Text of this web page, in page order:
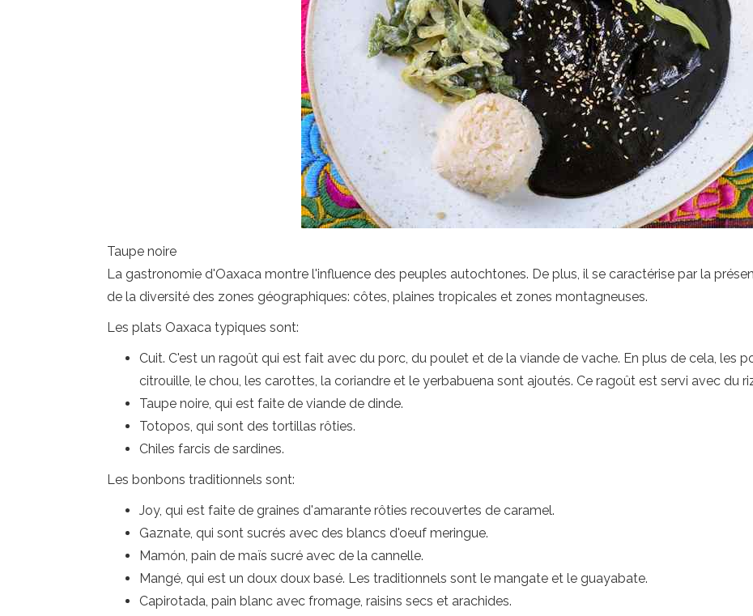
Taupe noire
La gastronomie d'Oaxaca montre l'influence des peuples autochtones. De plus, il se caractérise par la
de la diversité des zones géographiques: côtes, plaines tropicales et zones montagneuses.
Les plats Oaxaca typiques sont:
Cuit. C'est un ragoût qui est fait avec du porc, du poulet et de la viande de vache. En plus de cela, les
citrouille, le chou, les carottes, la coriandre et le yerbabuena sont ajoutés. Ce ragoût est servi avec du
Taupe noire, qui est faite de viande de dinde.
Totopos, qui sont des tortillas rôties.
Chiles farcis de sardines.
Les bonbons traditionnels sont:
Joy, qui est faite de graines d'amarante rôties recouvertes de caramel.
Gaznate, qui sont sucrés avec des blancs d'oeuf meringue.
Mamón, pain de maïs sucré avec de la cannelle.
Mangé, qui est un doux doux basé. Les traditionnels sont le mangate et le guayabate.
Capirotada, pain blanc avec fromage, raisins secs et arachides.